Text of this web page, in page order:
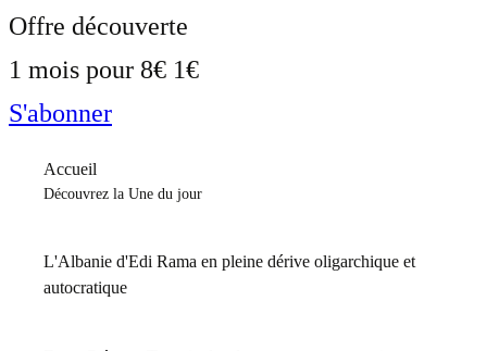
Offre découverte
1 mois pour 8€ 1€
S'abonner
Accueil
Découvrez la Une du jour
L'Albanie d'Edi Rama en pleine dérive oligarchique et
autocratique